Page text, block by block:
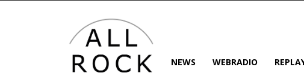
NEWS WEBRADIO